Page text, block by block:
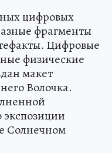
цифровых
фрагменты
Цифровые
физические
макет
Волочка.
экспозиции
Солнечном